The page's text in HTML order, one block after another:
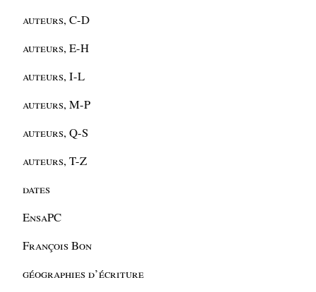
auteurs, C-D
auteurs, E-H
auteurs, I-L
auteurs, M-P
auteurs, Q-S
auteurs, T-Z
dates
EnsaPC
François Bon
géographies d’écriture